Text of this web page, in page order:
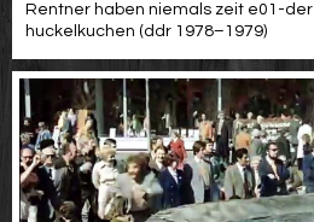
Rentner haben niemals zeit e01-der
huckelkuchen (ddr 1978–1979)